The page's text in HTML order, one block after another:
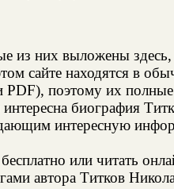
из них выложены
сайте находятся в
поэтому их полные
биография
интересную
или читать
автора Титков